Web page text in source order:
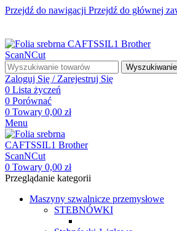
Przejdź do nawigacji Przejdź do głównej
Wyszukiwanie
Zaloguj Się / Zarejestruj Się
0 Lista życzeń
0 Porównać
0 Towary 0,00 zł
Menu
0 Towary 0,00 zł
Przeglądanie kategorii
Maszyny szwalnicze przemysłowe
STEBNÓWKI